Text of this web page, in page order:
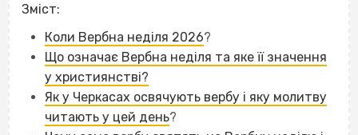
Зміст:
Коли Вербна неділя 2026?
Що означає Вербна неділя та яке її значення
у християнстві?
Як у Черкасах освячують вербу і яку молитву
читають у цей день?